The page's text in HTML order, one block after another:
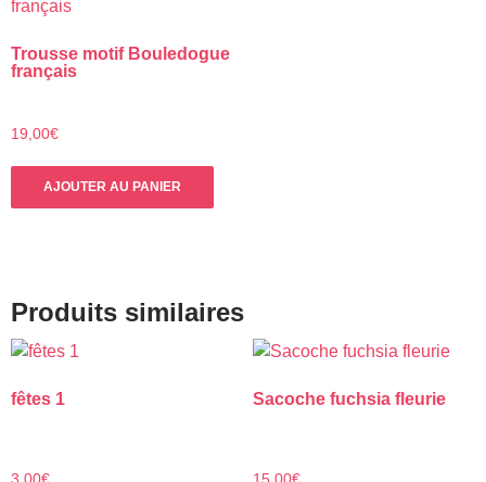
peuvent
du
Trousse motif Bouledogue
français
19,00€
AJOUTER AU PANIER
Produits similaires
fêtes 1 Sacoche fuchsia fleurie